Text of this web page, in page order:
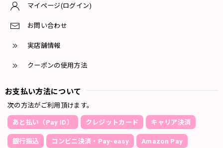
マイページ(ログイン)
お問い合わせ
実店舗情報
クーポンの使用方法
お支払い方法について
次の方法がご利用頂けます。
あと払い（Pay ID） クレジットカード キャリア決済
銀行振込 コンビニ決済・Pay-easy Amazon Pay